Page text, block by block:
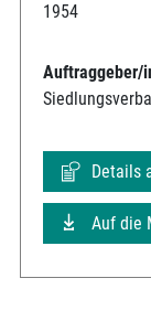
1954
Auftraggeber/
Details
Auf die